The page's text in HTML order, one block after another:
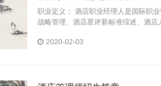
职业定义： 酒店职业经理人是国际职
战略管理、酒店星评新标准综述、酒
旅游控制等方面的工作，并具备上述职
2020-02-03